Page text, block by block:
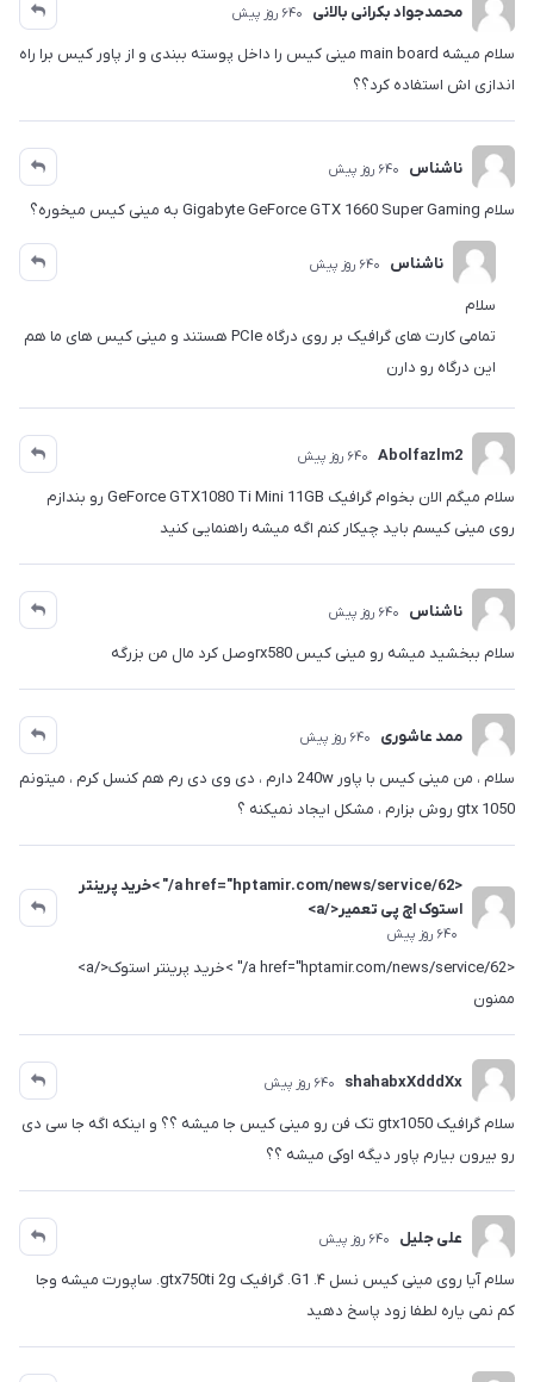
محمدجواد بکرانی بالانی 640 روز پیش
سلام میشه main board مینی کیس را داخل پوسته ببندی و از پاور کیس برا راه
اندازی اش استفاده کرد؟؟
ناشناس 640 روز پیش
سلام Gigabyte GeForce GTX 1660 Super Gaming به مینی کیس میخوره؟
ناشناس 640 روز پیش
سلام
تمامی کارت های گرافیک بر روی درگاه PCIe هستند و مینی کیس های ما هم
این درگاه رو دارن
Abolfazlm2 640 روز پیش
سلام میگم الان بخوام گرافیک GeForce GTX1080 Ti Mini 11GB رو بندازم
روی مینی کیسم باید چیکار کنم اگه میشه راهنمایی کنید
ناشناس 640 روز پیش
سلام ببخشید میشه رو مینی کیس rx580وصل کرد مال من بزرگه
ممد عاشوری 640 روز پیش
سلام ، من مینی کیس با پاور 240w دارم ، دی وی دی رم هم کنسل کرم ، میتونم
gtx 1050 روش بزارم ، مشکل ایجاد نمیکنه ؟
<a href="hptamir.com/news/service/62/" >خرید پرینتر
استوک اچ پی تعمیر</a>
640 روز پیش
<a href="hptamir.com/news/service/62/" >خرید پرینتر استوک</a>
ممنون
shahabxXdddXx 640 روز پیش
سلام گرافیک gtx1050 تک فن رو مینی کیس جا میشه ؟؟ و اینکه اگه جا سی دی
رو بیرون بیارم پاور دیگه اوکی میشه ؟؟
علی جلیل 640 روز پیش
سلام آیا روی مینی کیس نسل ۴. G1. گرافیک gtx750ti 2g. ساپورت میشه وجا
کم نمی یاره لطفا زود پاسخ دهید